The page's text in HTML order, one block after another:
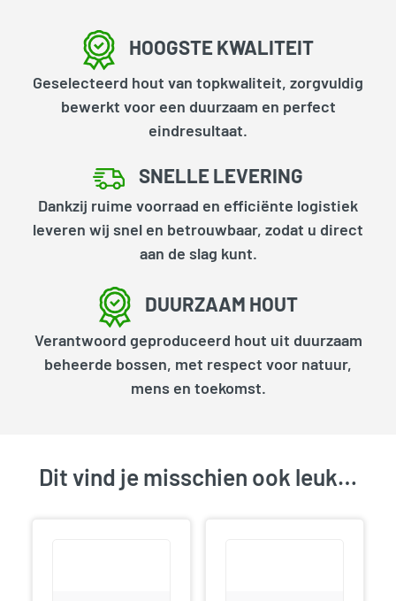
HOOGSTE KWALITEIT
Geselecteerd hout van topkwaliteit, zorgvuldig
bewerkt voor een duurzaam en perfect
eindresultaat.
SNELLE LEVERING
Dankzij ruime voorraad en efficiënte logistiek
leveren wij snel en betrouwbaar, zodat u direct
aan de slag kunt.
DUURZAAM HOUT
Verantwoord geproduceerd hout uit duurzaam
beheerde bossen, met respect voor natuur,
mens en toekomst.
Dit vind je misschien ook leuk…